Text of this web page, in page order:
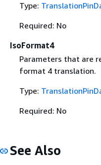
Type:
Required: No
IsoFormat4
Parameters that are
format 4 translation.
Type:
Required: No
See Also